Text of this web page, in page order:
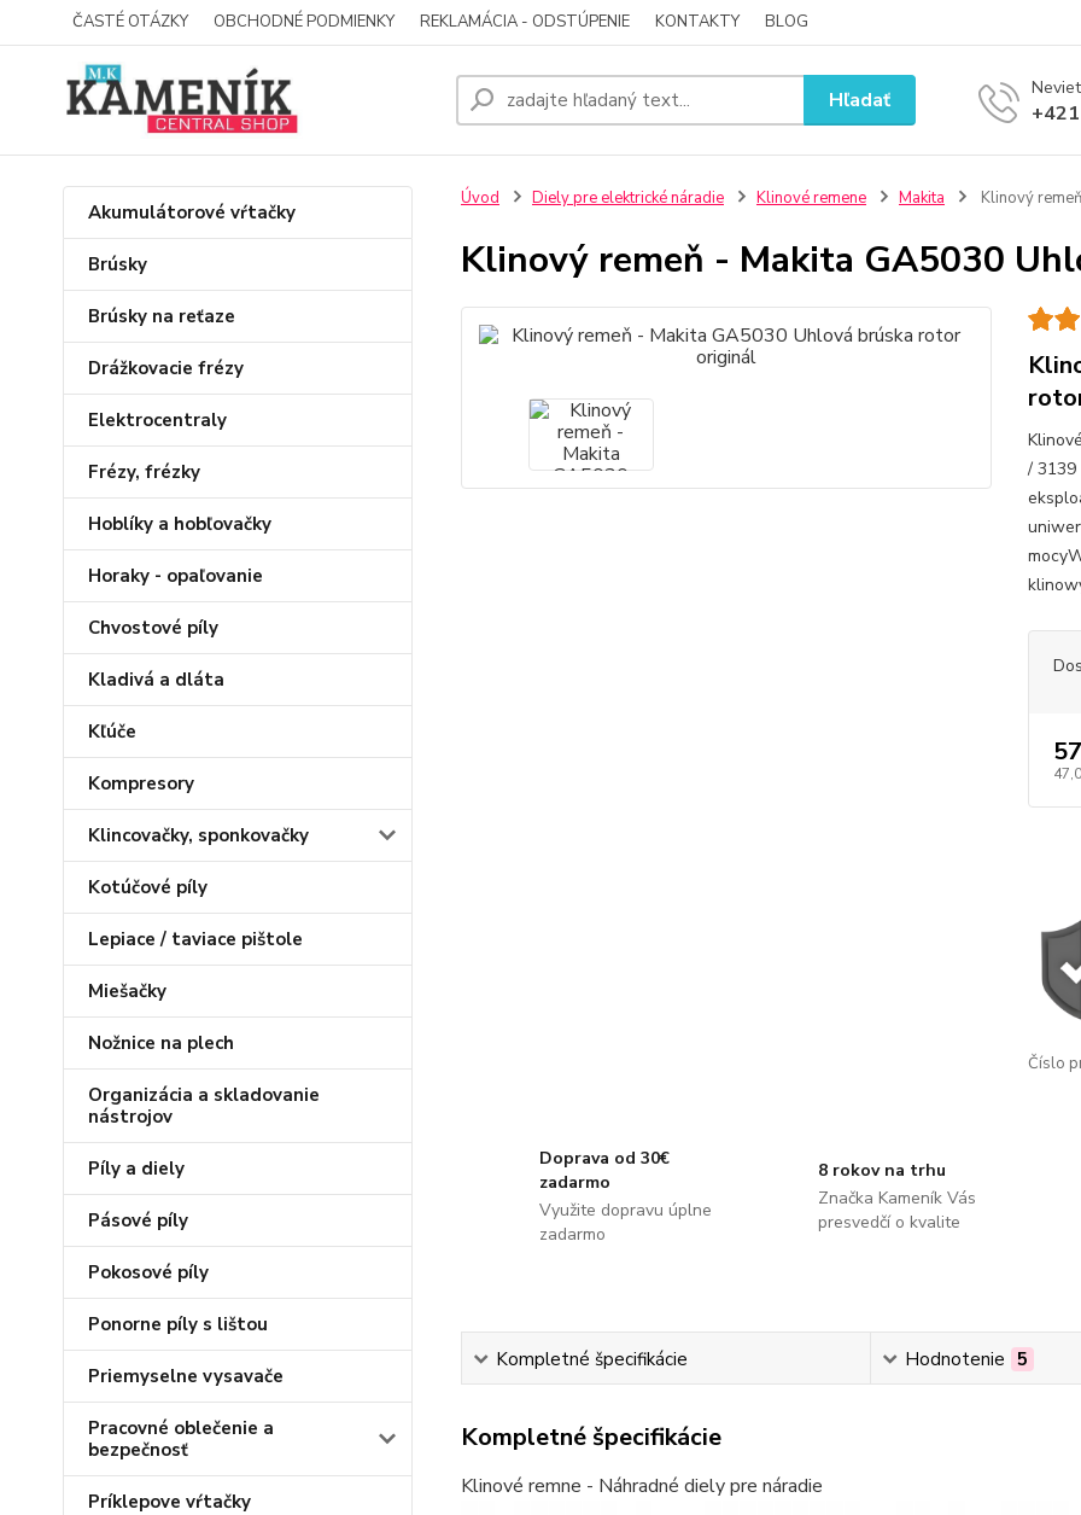
ČASTÉ OTÁZKY OBCHODNÉ PODMIENKY REKLAMÁCIA - ODSTÚPENIE KONTAKTY BLOG
Hľadať
Akumulátorové vŕtačky
Brúsky
Brúsky na reťaze
Drážkovacie frézy
Elektrocentraly
Frézy, frézky
Hoblíky a hobľovačky
Horaky - opaľovanie
Chvostové píly
Kladivá a dláta
Kľúče
Kompresory
Klincovačky, sponkovačky
Kotúčové píly
Lepiace / taviace pištole
Miešačky
Nožnice na plech
Organizácia a skladovanie
nástrojov
Píly a diely
Pásové píly
Pokosové píly
Ponorne píly s lištou
Priemyselne vysavače
Pracovné oblečenie a
bezpečnosť
Príklepove vŕtačky
Úvod Diely pre elektrické náradie Klinové remene Makita Klinový
Klinový remeň - Makita GA5030
/ 3139
Číslo
Doprava od 30€
zadarmo
Využite dopravu úplne
zadarmo
8 rokov na trhu
Značka Kameník Vás
presvedčí o kvalite
Kompletné špecifikácie Hodnotenie 5
Kompletné špecifikácie
Klinové remne - Náhradné diely pre náradie